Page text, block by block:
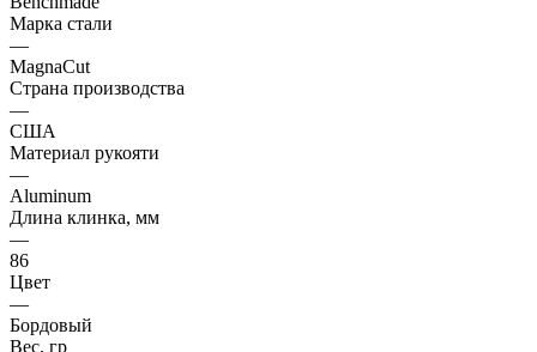
Марка стали
—
MagnaCut
Страна производства
—
США
Материал рукояти
—
Aluminum
Длина клинка, мм
—
86
Цвет
—
Бордовый
Вес, гр